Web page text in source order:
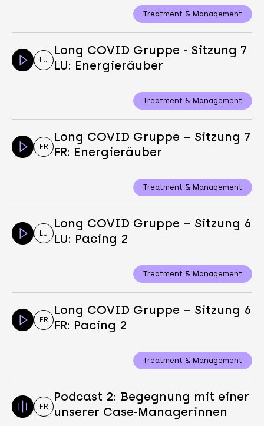
Treatment & Management
LU
Long COVID Gruppe - Sitzung 7
LU: Energieräuber
Treatment & Management
FR
Long COVID Gruppe – Sitzung 7
FR: Energieräuber
Treatment & Management
LU
Long COVID Gruppe – Sitzung 6
LU: Pacing 2
Treatment & Management
FR
Long COVID Gruppe – Sitzung 6
FR: Pacing 2
Treatment & Management
FR
Podcast 2: Begegnung mit einer
unserer Case-Managerinnen